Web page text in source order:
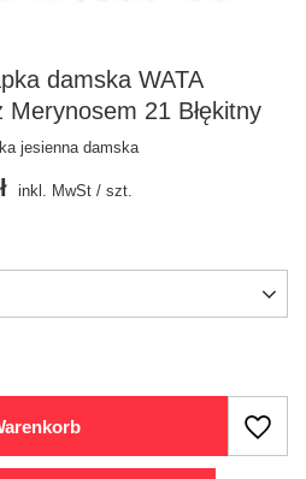
damska WATA
Merynosem 21 Błękitny
jesienna damska
inkl. MwSt / szt.